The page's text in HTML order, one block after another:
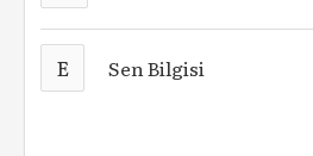
E Sen Bilgisi